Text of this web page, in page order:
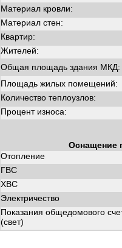
Материал кровли:
Материал стен:
Квартир:
Жителей:
Общая площадь здания МКД:
Площадь жилых помещений:
Количество теплоузлов:
Процент износа:
Оснащение
Отопление
ГВС
ХВС
Электричество
Показания общедомового
(свет)